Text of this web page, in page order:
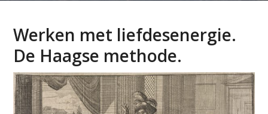
Werken met liefdesenergie.
De Haagse methode.